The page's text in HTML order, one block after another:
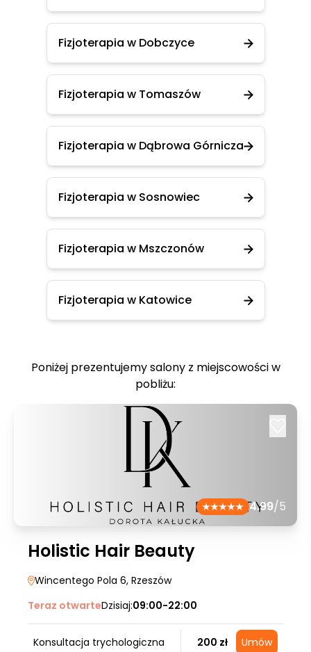
Fizjoterapia w Dobczyce
Fizjoterapia w Tomaszów
Fizjoterapia w Dąbrowa Górnicza
Fizjoterapia w Sosnowiec
Fizjoterapia w Mszczonów
Fizjoterapia w Katowice
Poniżej prezentujemy salony z miejscowości w
pobliżu:
4.99/5
Holistic Hair Beauty
Wincentego Pola 6, Rzeszów
Teraz otwarteDzisiaj:09:00-22:00
Konsultacja trychologiczna 200 zł Umów